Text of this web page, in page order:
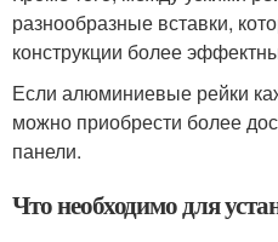
разнообразные вставки,
конструкции более
Если алюминиевые рейки
можно приобрести более
панели.
Что необходимо для